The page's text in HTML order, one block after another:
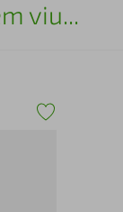
viu...